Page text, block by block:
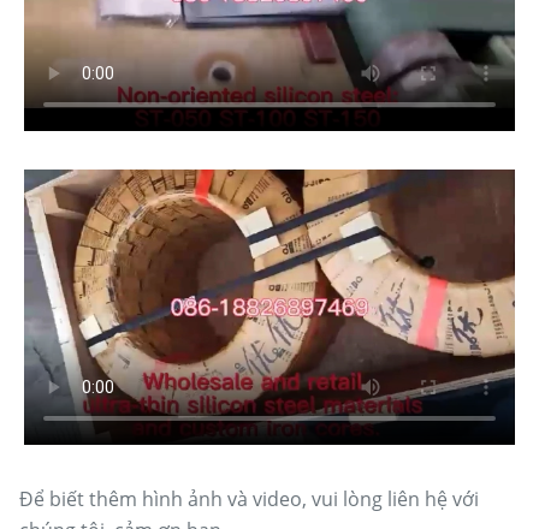
Để biết thêm hình ảnh và video, vui lòng liên hệ với